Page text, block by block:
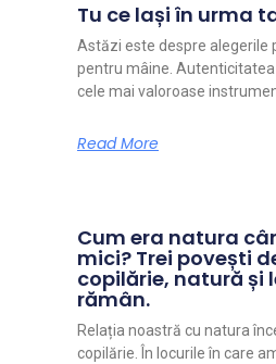
Tu ce lași în urma
Astăzi este despre alegerile
pentru mâine.
cele mai valoroase
Read More
Cum era natura
mici? Trei povești
copilărie, natură și
rămân.
Relația noastră cu natura
copilărie. În locurile în care